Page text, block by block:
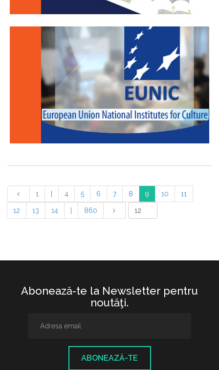
1 4 5 6 7 8 9 10 11
12 13 14 860
Abonează-te la Newsletter pentru
noutăţi.
ABONEAZĂ-TE